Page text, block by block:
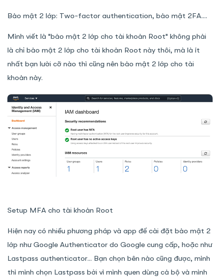
Bảo mật 2 lớp: Two-factor authentication, bảo mật 2FA....
Mình viết là "bảo mật 2 lớp cho tài khoản Root" không phải
là chỉ bảo mật 2 lớp cho tài khoản Root này thôi, mà là ít
nhất bạn lười cỡ nào thì cũng nên bảo mật 2 lớp cho tài
khoản này.
Setup MFA cho tài khoản Root
Hiện nay có nhiều phương pháp và app để cài đặt bảo mật 2
lớp như Google Authenticator do Google cung cấp, hoặc như
Lastpass authenticator... Bạn chọn bên nào cũng được, mình
thì mình chọn Lastpass bởi vì mình quen dùng cả bộ và mình